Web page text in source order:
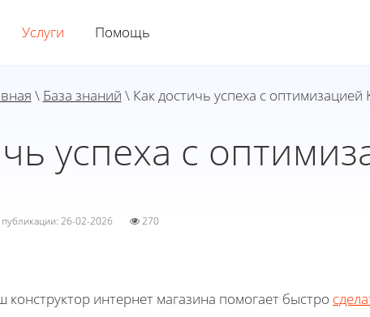
Услуги Помощь
\ База знаний \ Как достичь успеха с оптимизацией
успеха с
публикации: 26-02-2026 270
конструктор интернет магазина помогает быстро